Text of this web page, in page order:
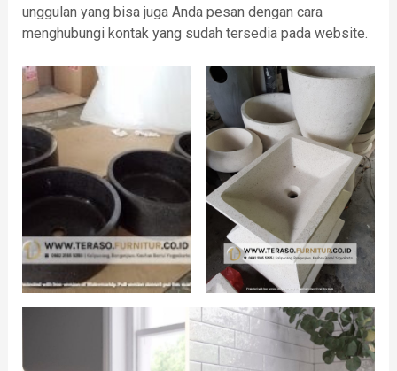
unggulan yang bisa juga Anda pesan dengan cara
menghubungi kontak yang sudah tersedia pada website.